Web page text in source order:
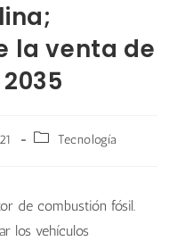
la venta de
Tecnología
de combustión fósil.
los vehículos